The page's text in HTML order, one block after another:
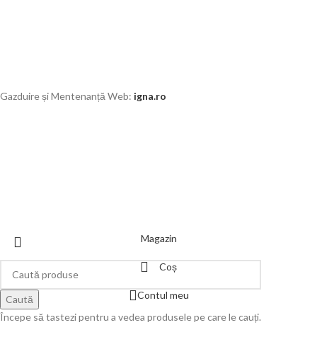
Gazduire și Mentenanță Web: igna.ro
Caută
Începe să tastezi pentru a vedea produsele pe care le cauți.
Magazin
Coș
Contul meu